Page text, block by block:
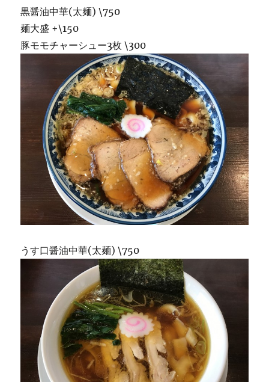
黒醤油中華(太麺) \750
麺大盛 +\150
豚モモチャーシュー3枚 \300
うす口醤油中華(太麺) \750